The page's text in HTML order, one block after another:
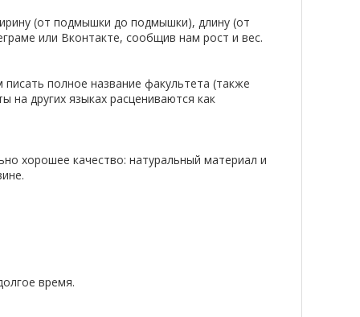
(от подмышки до подмышки), длину (от
или Вконтакте, сообщив нам рост и вес.
полное название факультета (также
на других языках расцениваются как
хорошее качество: натуральный материал и
время.